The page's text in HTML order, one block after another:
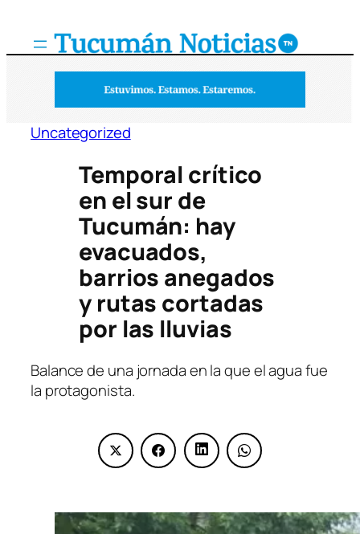
Uncategorized
Temporal crítico
en el sur de
Tucumán: hay
evacuados,
barrios anegados
y rutas cortadas
por las lluvias
Balance de una jornada en la que el agua fue
la protagonista.